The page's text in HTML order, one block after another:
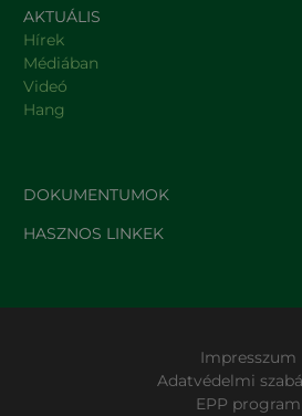
AKTUÁLIS
Hírek
Médiában
Videó
Hang
DOKUMENTUMOK
HASZNOS LINKEK
Impresszum
Adatvédelmi
EPP program